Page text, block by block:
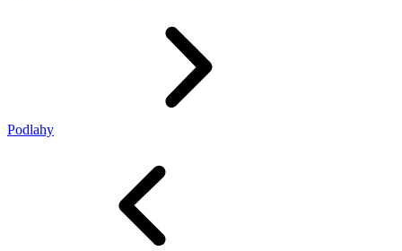
Podlahy